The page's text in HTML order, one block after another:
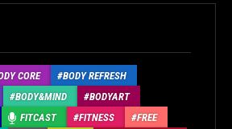
CORE
BODY REFRESH
BODY&MIND
BODYART
FITCAST FITNESS
FREE